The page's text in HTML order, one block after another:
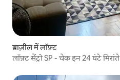
ब्राज़ील में लॉफ़्ट
लॉफ़्ट सेंट्रो SP - चेक इन 24 घंटे मिरांते